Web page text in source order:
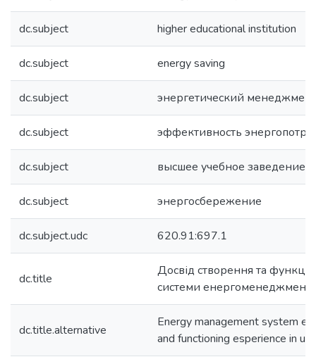
dc.subject higher educational institution
dc.subject energy saving
dc.subject энергетический менеджмент
dc.subject эффективность
dc.subject высшее учебное заведение
dc.subject энергосбережение
dc.subject.udc 620.91:697.1
dc.title
Досвід створення та
системи
dc.title.alternative
Energy management system
and functioning esperience in